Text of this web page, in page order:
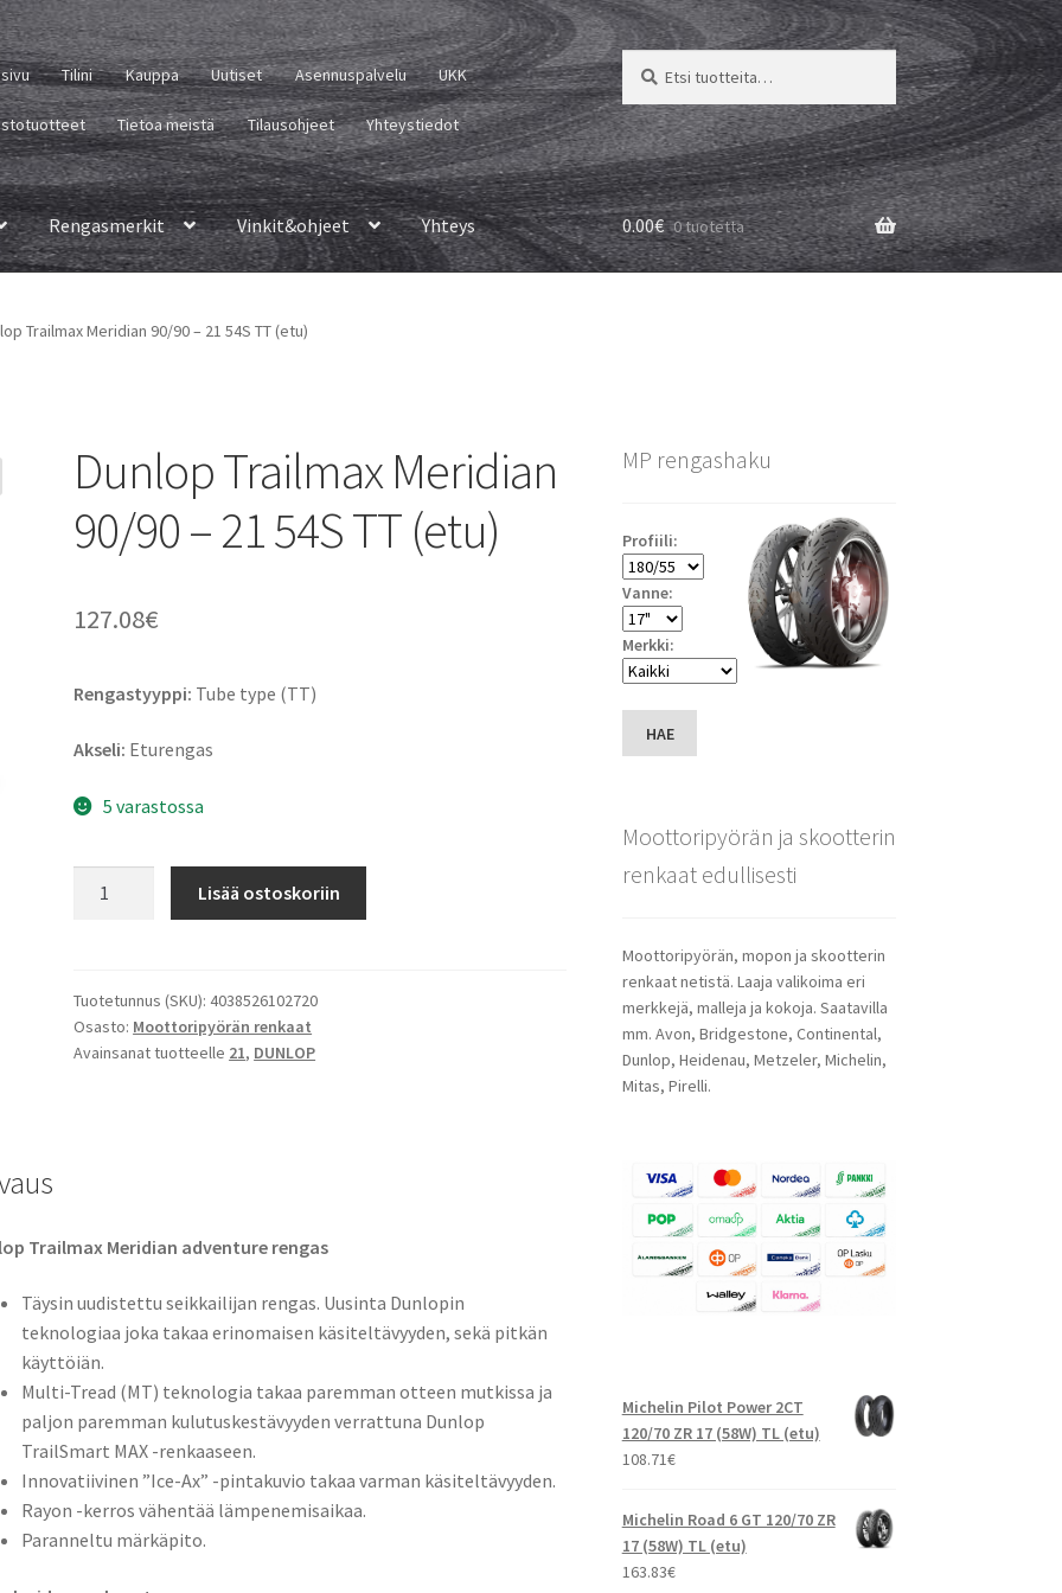
Tilini Kauppa Uutiset Asennuspalvelu UKK
Tietoa meistä Tilausohjeet Yhteystiedot
Etsi:
Haku
Rengasmerkit Vinkit&ohjeet Yhteys 0.00€ 0 tuotetta
Trailmax Meridian 90/90 – 21 54S TT (etu)
Dunlop Trailmax Meridian
90/90 – 21 54S TT (etu)
127.08€
Rengastyyppi: Tube type (TT)
Akseli: Eturengas
5 varastossa
-
21
54S
Lisää ostoskoriin
Tuotetunnus (SKU):4038526102720
Osasto: Moottoripyörän renkaat
Avainsanat tuotteelle 21, DUNLOP
Trailmax Meridian adventure rengas
Täysin uudistettu seikkailijan rengas. Uusinta Dunlopin
teknologiaa joka takaa erinomaisen käsiteltävyyden, sekä pitkän
käyttöiän.
Multi-Tread (MT) teknologia takaa paremman otteen mutkissa ja
paljon paremman kulutuskestävyyden verrattuna Dunlop
TrailSmart MAX -renkaaseen.
Innovatiivinen ”Ice-Ax” -pintakuvio takaa varman käsiteltävyyden.
Rayon -kerros vähentää lämpenemisaikaa.
Paranneltu märkäpito.
MP rengashaku
Profiili:
Vanne:
Merkki:
HAE
Moottoripyörän ja skootterin
renkaat edullisesti
Moottoripyörän, mopon ja skootterin
renkaat netistä. Laaja valikoima eri
merkkejä, malleja ja kokoja. Saatavilla
mm. Avon, Bridgestone, Continental,
Dunlop, Heidenau, Metzeler, Michelin,
Mitas, Pirelli.
Michelin Pilot Power 2CT
120/70 ZR 17 (58W) TL (etu)
108.71€
Michelin Road 6 GT 120/70 ZR
17 (58W) TL (etu)
163.83€